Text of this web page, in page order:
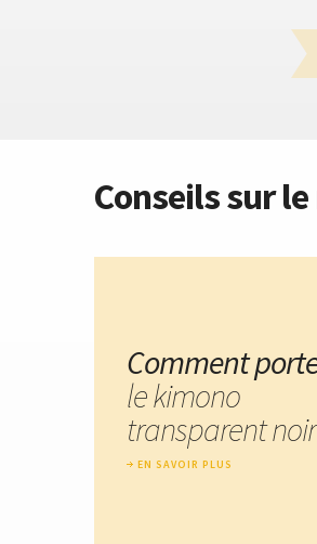
Conseils sur
Comment
le kimono
transparent
EN SAVOIR PLUS